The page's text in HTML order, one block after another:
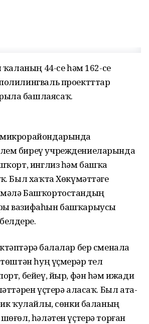
ҡаланың 44-се һәм 162-се
проектттар
башлаясаҡ.
биреү учреждениеларында
инглиз һәм башҡа
Был хаҡта Хөкүмәттәге
Башҡортостандың
вазифаһын башҡарыусы
балалар бер сменала
һуң үҫмерҙәр тел
бейеү, йыр, фән һәм ижади
үҫтерә аласаҡ. Был ата-
ҡулайлы, сөнки баланың
һәләтен үҫтерә торған